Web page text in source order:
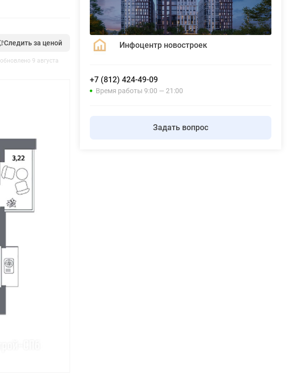
Следить за ценой
обновлено 9 августа
Инфоцентр новостроек
+7 (812) 424-49-09
Время работы 9:00 — 21:00
Задать вопрос